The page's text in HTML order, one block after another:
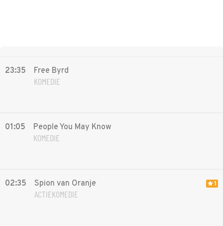
23:35 Free Byrd
KOMEDIE
01:05 People You May Know
KOMEDIE
02:35 Spion van Oranje
ACTIEKOMEDIE
1